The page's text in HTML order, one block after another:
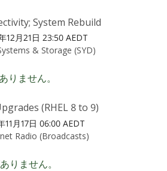
System Rebuild
12月21日 23:50 AEDT
& Storage (SYD)
りません。
(RHEL 8 to 9)
月17日 06:00 AEDT
Radio (Broadcasts)
りません。